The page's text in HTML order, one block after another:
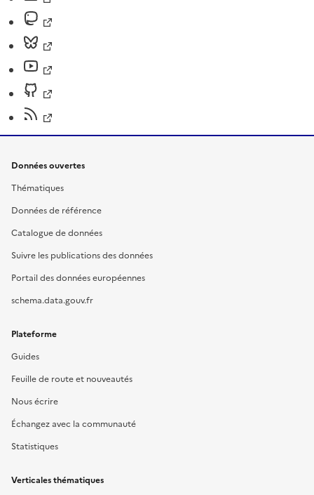
Données ouvertes
Thématiques
Données de référence
Catalogue de données
Suivre les publications des données
Portail des données européennes
schema.data.gouv.fr
Plateforme
Guides
Feuille de route et nouveautés
Nous écrire
Échangez avec la communauté
Statistiques
Verticales thématiques